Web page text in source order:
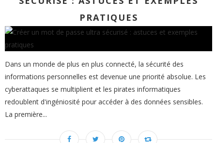
PRATIQUES
Dans un monde de plus en plus connecté, la sécurité des
informations personnelles est devenue une priorité absolue. Les
cyberattaques se multiplient et les pirates informatiques
redoublent d'ingéniosité pour accéder à des données sensibles.
La première...